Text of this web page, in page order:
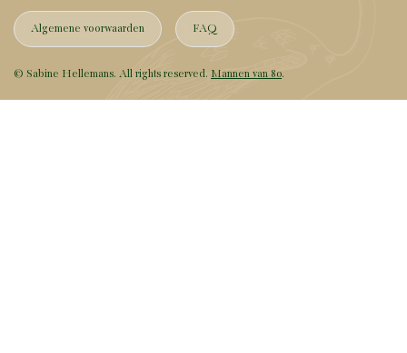
Algemene voorwaarden FAQ
© Sabine Hellemans. All rights reserved. Mannen van 80.